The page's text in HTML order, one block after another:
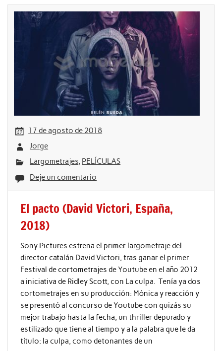
17 de agosto de 2018
Jorge
Largometrajes, PELÍCULAS
Deje un comentario
El pacto (David Victori, España,
2018)
Sony Pictures estrena el primer largometraje del
director catalán David Victori, tras ganar el primer
Festival de cortometrajes de Youtube en el año 2012
a iniciativa de Ridley Scott, con La culpa. Tenía ya dos
cortometrajes en su producción: Mónica y reacción y
se presentó al concurso de Youtube con quizás su
mejor trabajo hasta la fecha, un thriller depurado y
estilizado que tiene al tiempo y a la palabra que le da
título: la culpa, como detonantes de un